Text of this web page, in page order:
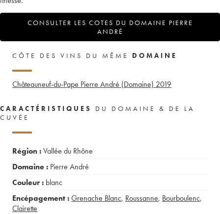
CONSULTER LES COTES DU DOMAINE PIERRE
ANDRÉ
CÔTE DES VINS DU MÊME DOMAINE
Châteauneuf-du-Pape Pierre André (Domaine) 2019
CARACTÉRISTIQUES
DU DOMAINE & DE LA
CUVÉE
Région :Vallée du Rhône
Domaine : Pierre André
Couleur : blanc
Encépagement :Grenache Blanc, Roussanne, Bourboulenc,
Clairette